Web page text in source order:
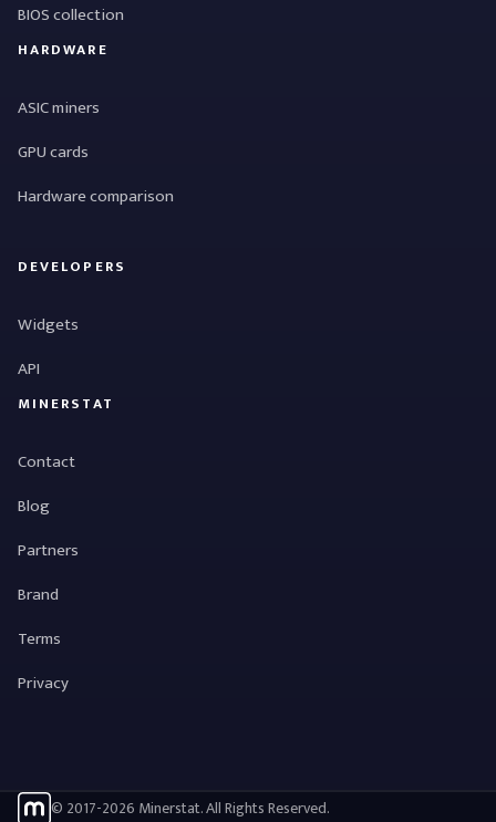
BIOS collection
HARDWARE
ASIC miners
GPU cards
Hardware comparison
DEVELOPERS
Widgets
API
MINERSTAT
Contact
Blog
Partners
Brand
Terms
Privacy
© 2017-2026 Minerstat. All Rights Reserved.